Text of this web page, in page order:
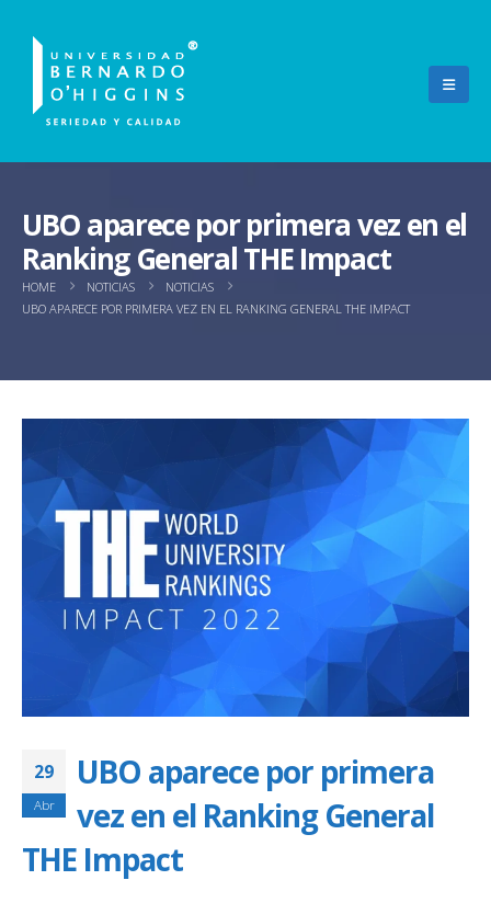
UBO aparece por primera vez en el
Ranking General THE Impact
HOME NOTICIAS
NOTICIAS
UBO APARECE POR PRIMERA VEZ EN EL RANKING GENERAL THE IMPACT
29
Abr
UBO aparece por primera
vez en el Ranking General
THE Impact